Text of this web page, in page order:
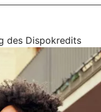
des Dispokredits